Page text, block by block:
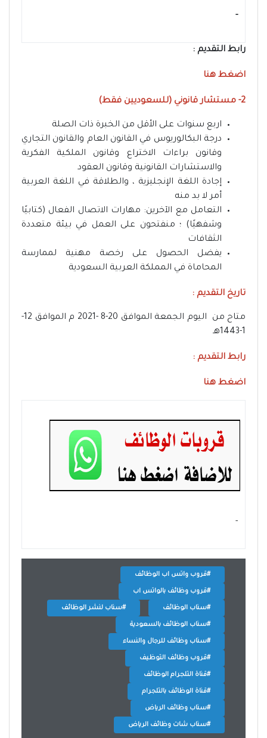
- ‏
رابط التقديم :
اضغط هنا
2- مستشار قانوني (للسعوديين فقط)
اربع سنوات على الأقل من الخبرة ذات الصلة
درجة البكالوريوس في القانون العام والقانون التجاري
وقانون براءات الاختراع وقانون الملكية الفكرية
والاستشارات القانونية وقانون العقود
إجادة اللغة الإنجليزية ، والطلاقة في اللغة العربية
أمر لا بد منه
التعامل مع الآخرين: مهارات الاتصال الفعال (كتابيًا
وشفهيًا) ؛ منفتحون على العمل في بيئة متعددة
الثقافات
يفضل الحصول على رخصة مهنية لممارسة
المحاماة في المملكة العربية السعودية
تاريخ التقديم :
متاح من اليوم الجمعة الموافق 20-8 -2021 م الموافق 12-
1-1443هـ
رابط التقديم :
اضغط هنا
- ‏
#قروب واتس اب الوظائف
#قروب وظائف بالواتس اب
#سناب الوظائف #سناب لنشر الوظائف
#سناب الوظائف بالسعودية
#سناب وظائف للرجال والنساء
#قروب وظائف التوظيف
#قناة التلجرام الوظائف
#قناة الوظائف بالتلجرام
#سناب وظائف الرياض
#سناب شات وظائف الرياض